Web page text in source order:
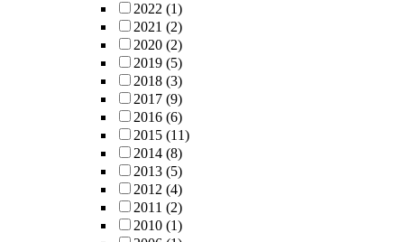
2022 (1)
2021 (2)
2020 (2)
2019 (5)
2018 (3)
2017 (9)
2016 (6)
2015 (11)
2014 (8)
2013 (5)
2012 (4)
2011 (2)
2010 (1)